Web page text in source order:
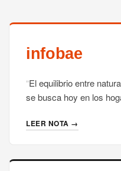
El equilibrio entre
se busca hoy en los
LEER NOTA →